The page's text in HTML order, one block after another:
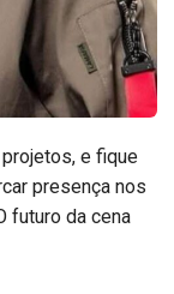
e fique
presença nos
futuro da cena